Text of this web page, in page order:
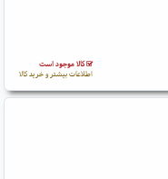
کالا موجود است
اطلاعات بیشتر و خرید کالا